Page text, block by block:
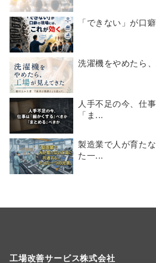
「できない」が口
洗濯機をやめたら
人手不足の今、仕
「ま...
製造業で人が育た
た一...
工場改善サービス株式会社